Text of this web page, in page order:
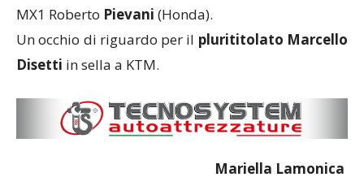
MX1 Roberto Pievani (Honda).
Un occhio di riguardo per il plurititolato Marcello
Disetti in sella a KTM.
Mariella Lamonica